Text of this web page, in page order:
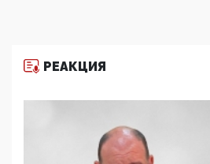
11:53, 09 Июня 2026
деятельность ИИТО ЮНЕСКО в
цифроглобалисты продолжают
повестку в образовании
09:43, 01 Июня 2026
РЕАКЦИЯ